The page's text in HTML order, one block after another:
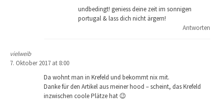
undbedingt! geniess deine zeit im sonnigen
portugal & lass dich nicht ärgern!
Antworten
vielweib
7. Oktober 2017 at 8:00
Da wohnt man in Krefeld und bekommt nix mit.
Danke für den Artikel aus meiner hood – scheint, das Krefeld
inzwischen coole Plätze hat 😉